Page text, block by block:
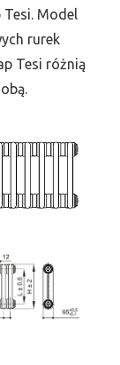
Model
rurek
Tesi różnią